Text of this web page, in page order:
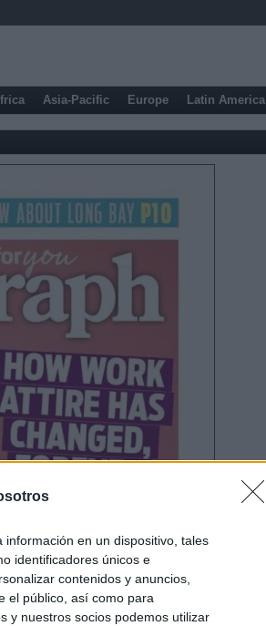
en un dispositivo, tales
identificadores únicos e
contenidos y anuncios,
el público, así como para
y nuestros socios podemos utilizar
Asia-Pacific Europe Latin America